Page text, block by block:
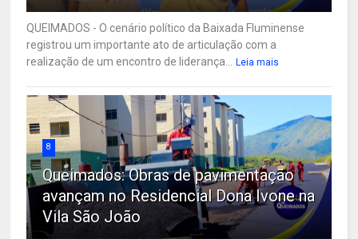
QUEIMADOS - O cenário político da Baixada Fluminense
registrou um importante ato de articulação com a
realização de um encontro de liderança...
Leia mais
8
Queimados: Obras de pavimentação
avançam no Residencial Dona Ivone na
Vila São João